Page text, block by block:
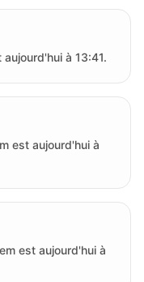
à 13:41.
est aujourd'hui à
est aujourd'hui à